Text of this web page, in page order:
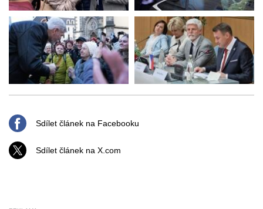
Sdílet článek na Facebooku
Sdílet článek na X.com